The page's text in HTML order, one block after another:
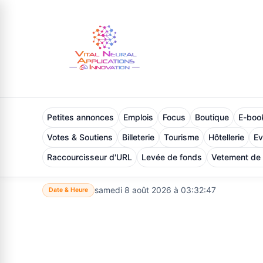
Petites annonces Emplois Focus Boutique E-
Votes & Soutiens
Billeterie Tourisme Hôtellerie
Raccourcisseur d'URL
Levée de fonds Vetement de
Date & Heure samedi 8 août 2026 à 03:32:48